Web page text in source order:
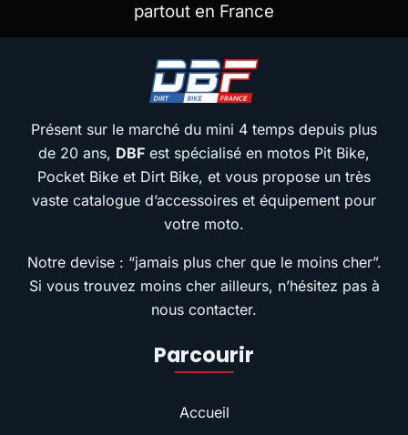
partout en France
Présent sur le marché du mini 4 temps depuis plus
de 20 ans, DBF est spécialisé en motos Pit Bike,
Pocket Bike et Dirt Bike, et vous propose un très
vaste catalogue d’accessoires et équipement pour
votre moto.
Notre devise : “jamais plus cher que le moins cher”.
Si vous trouvez moins cher ailleurs, n’hésitez pas à
nous contacter.
Parcourir
Accueil